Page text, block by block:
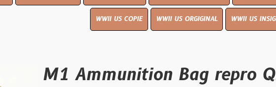
WWII US COPIE WWII US ORGIGINAL WWII US INSIGNES
M1 Ammunition Bag repro QMI